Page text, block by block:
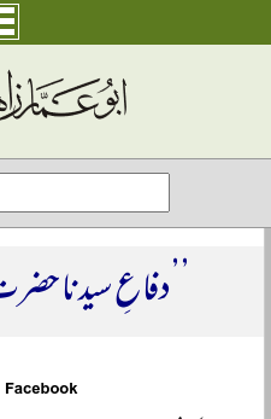
’’دفاعِ سیدنا